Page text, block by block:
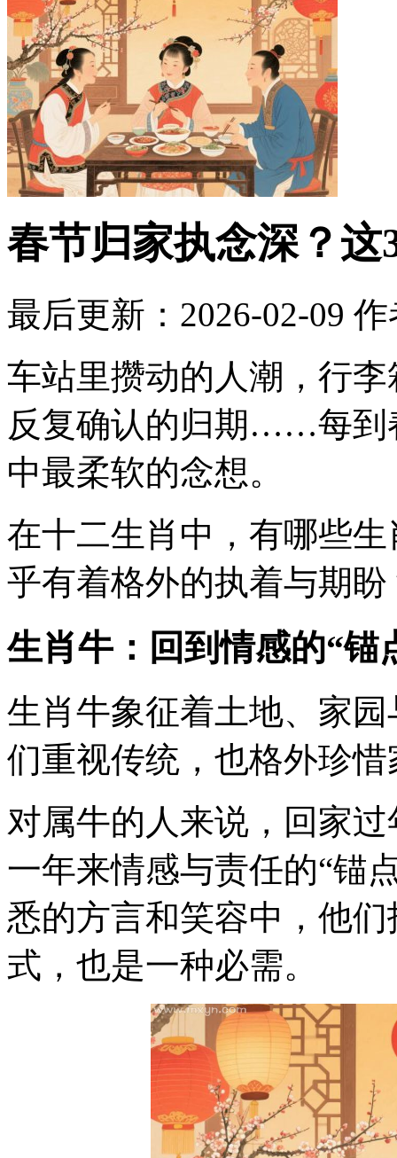
春节归家执念深？
最后更新：2026-02-09 作
车站里攒动的人潮，行
反复确认的归期……每到
中最柔软的念想。
在十二生肖中，有哪些
乎有着格外的执着与期盼
生肖牛：回到情感的“锚
生肖牛象征着土地、家
们重视传统，也格外珍
对属牛的人来说，回家
一年来情感与责任的“
悉的方言和笑容中，他
式，也是一种必需。